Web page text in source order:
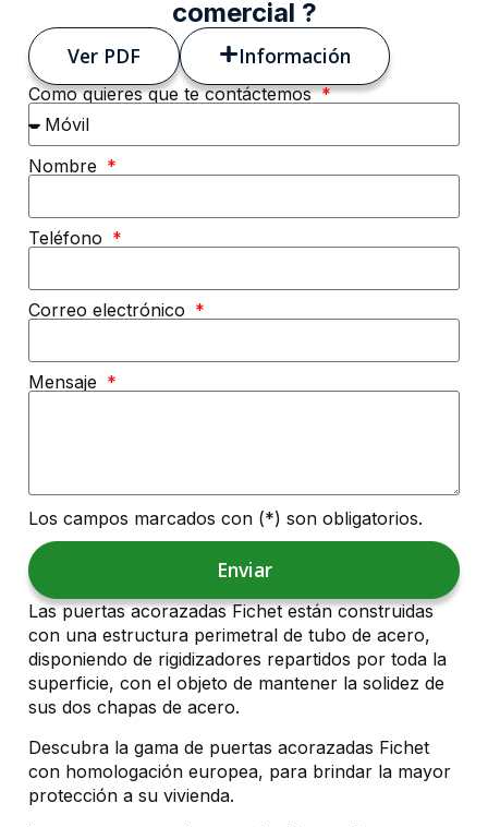
comercial ?
Ver PDF Información
Como quieres que te contáctemos
Nombre
Teléfono
Correo electrónico
Mensaje
Los campos marcados con (*) son obligatorios.
Enviar
Las puertas acorazadas Fichet están construidas
con una estructura perimetral de tubo de acero,
disponiendo de rigidizadores repartidos por toda la
superficie, con el objeto de mantener la solidez de
sus dos chapas de acero.
Descubra la gama de puertas acorazadas Fichet
con homologación europea, para brindar la mayor
protección a su vivienda.